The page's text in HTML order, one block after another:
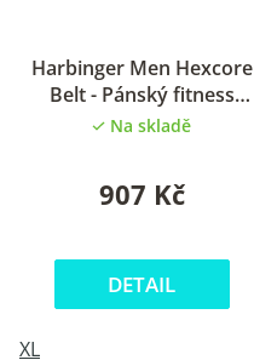
Harbinger Men Hexcore
Belt - Pánský fitness
opasek
Na skladě
907 Kč
DETAIL
XL